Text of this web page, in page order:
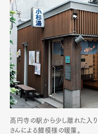
高円寺の駅から少し離れた入
さんによる鯉模様の暖簾。